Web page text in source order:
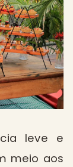
leve e
meio aos